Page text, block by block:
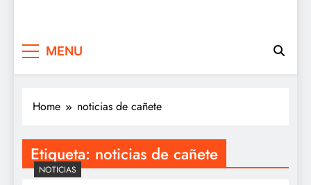
MENU
Home noticias de cañete
Etiqueta: noticias de cañete
NOTICIAS